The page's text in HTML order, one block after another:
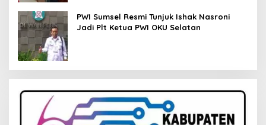
PWI Sumsel Resmi Tunjuk Ishak Nasroni
Jadi Plt Ketua PWI OKU Selatan